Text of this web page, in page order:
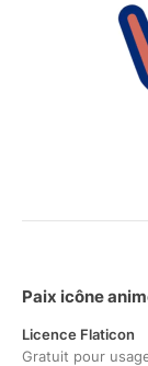
Paix icône
Licence Flaticon
Gratuit pour